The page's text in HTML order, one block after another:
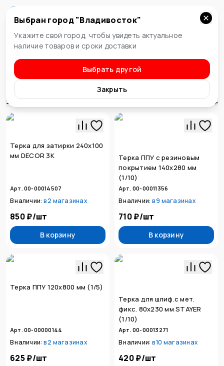
Владивосток
Выбран город "Владивосток"
Укажите свой город, чтобы увидеть актуальное
наличие товаров и сроки доставки
Выбрать другой
Закрыть
Инструмент штукатурный
Терки ППУ и шлифовальные
Сортировка
Терка для затирки 240х100
мм DECOR 3К
Арт. 00-00014507
В наличии: в2 магазинах
850 ₽/шт
В корзину
Терка ППУ с резиновым
покрытием 140х280 мм
(1/10)
Арт. 00-00011356
В наличии: в9 магазинах
710 ₽/шт
В корзину
Терка ППУ 120х800 мм (1/5)
Арт. 00-00000144
В наличии: в2 магазинах
625 ₽/шт
Терка для шлиф.с мет.
фикс. 80х230 мм STAYER
(1/10)
Арт. 00-00013271
В наличии: в10 магазинах
420 ₽/шт